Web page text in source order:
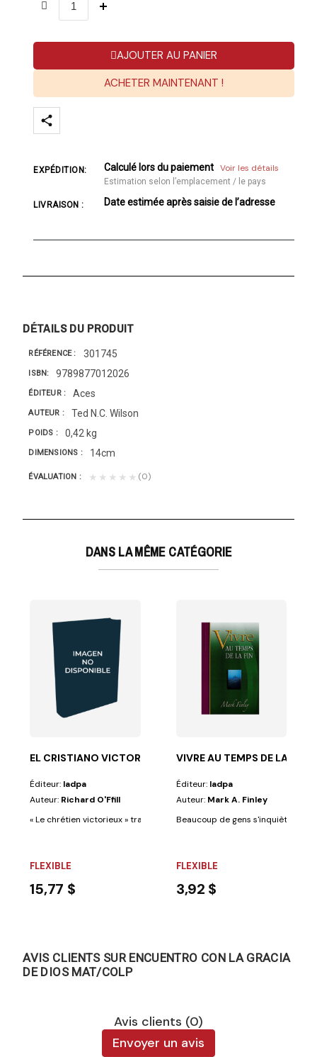
AJOUTER AU PANIER
ACHETER MAINTENANT !
EXPÉDITION: Calculé lors du paiement Voir les détails
Estimation selon l’emplacement / le pays
LIVRAISON : Date estimée après saisie de l’adresse
DÉTAILS DU PRODUIT
RÉFÉRENCE 301745
ISBN 9789877012026
ÉDITEUR Aces
AUTEUR Ted N.C. Wilson
POIDS 0,42 kg
DIMENSIONS 14cm
ÉVALUATION ★★★★★ (0)
DANS LA MÊME CATÉGORIE
qui auraient...
EL CRISTIANO VICTORIOSO
Éditeur: Iadpa
Auteur: Richard O'Ffill
« Le chrétien victorieux » traite de la victoire que Jésus a rendue
FLEXIBLE
15,77 $
VIVRE AU TEMPS DE LA FIN
Éditeur: Iadpa
Auteur: Mark A. Finley
Beaucoup de gens s'inquiètent
FLEXIBLE
3,92 $
AVIS CLIENTS SUR ENCUENTRO CON LA GRACIA
DE DIOS MAT/COLP
Avis clients (0)
Envoyer un avis